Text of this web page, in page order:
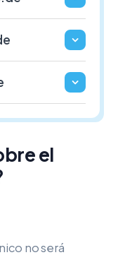
.3DD.ES
1€ / Año
el
no será